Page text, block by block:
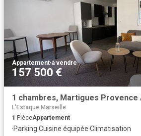
Appartement·à vendre
157 500 €
L'Estaque Marseille
1 PièceAppartement
·Parking·Cuisine équipée·Climatisation